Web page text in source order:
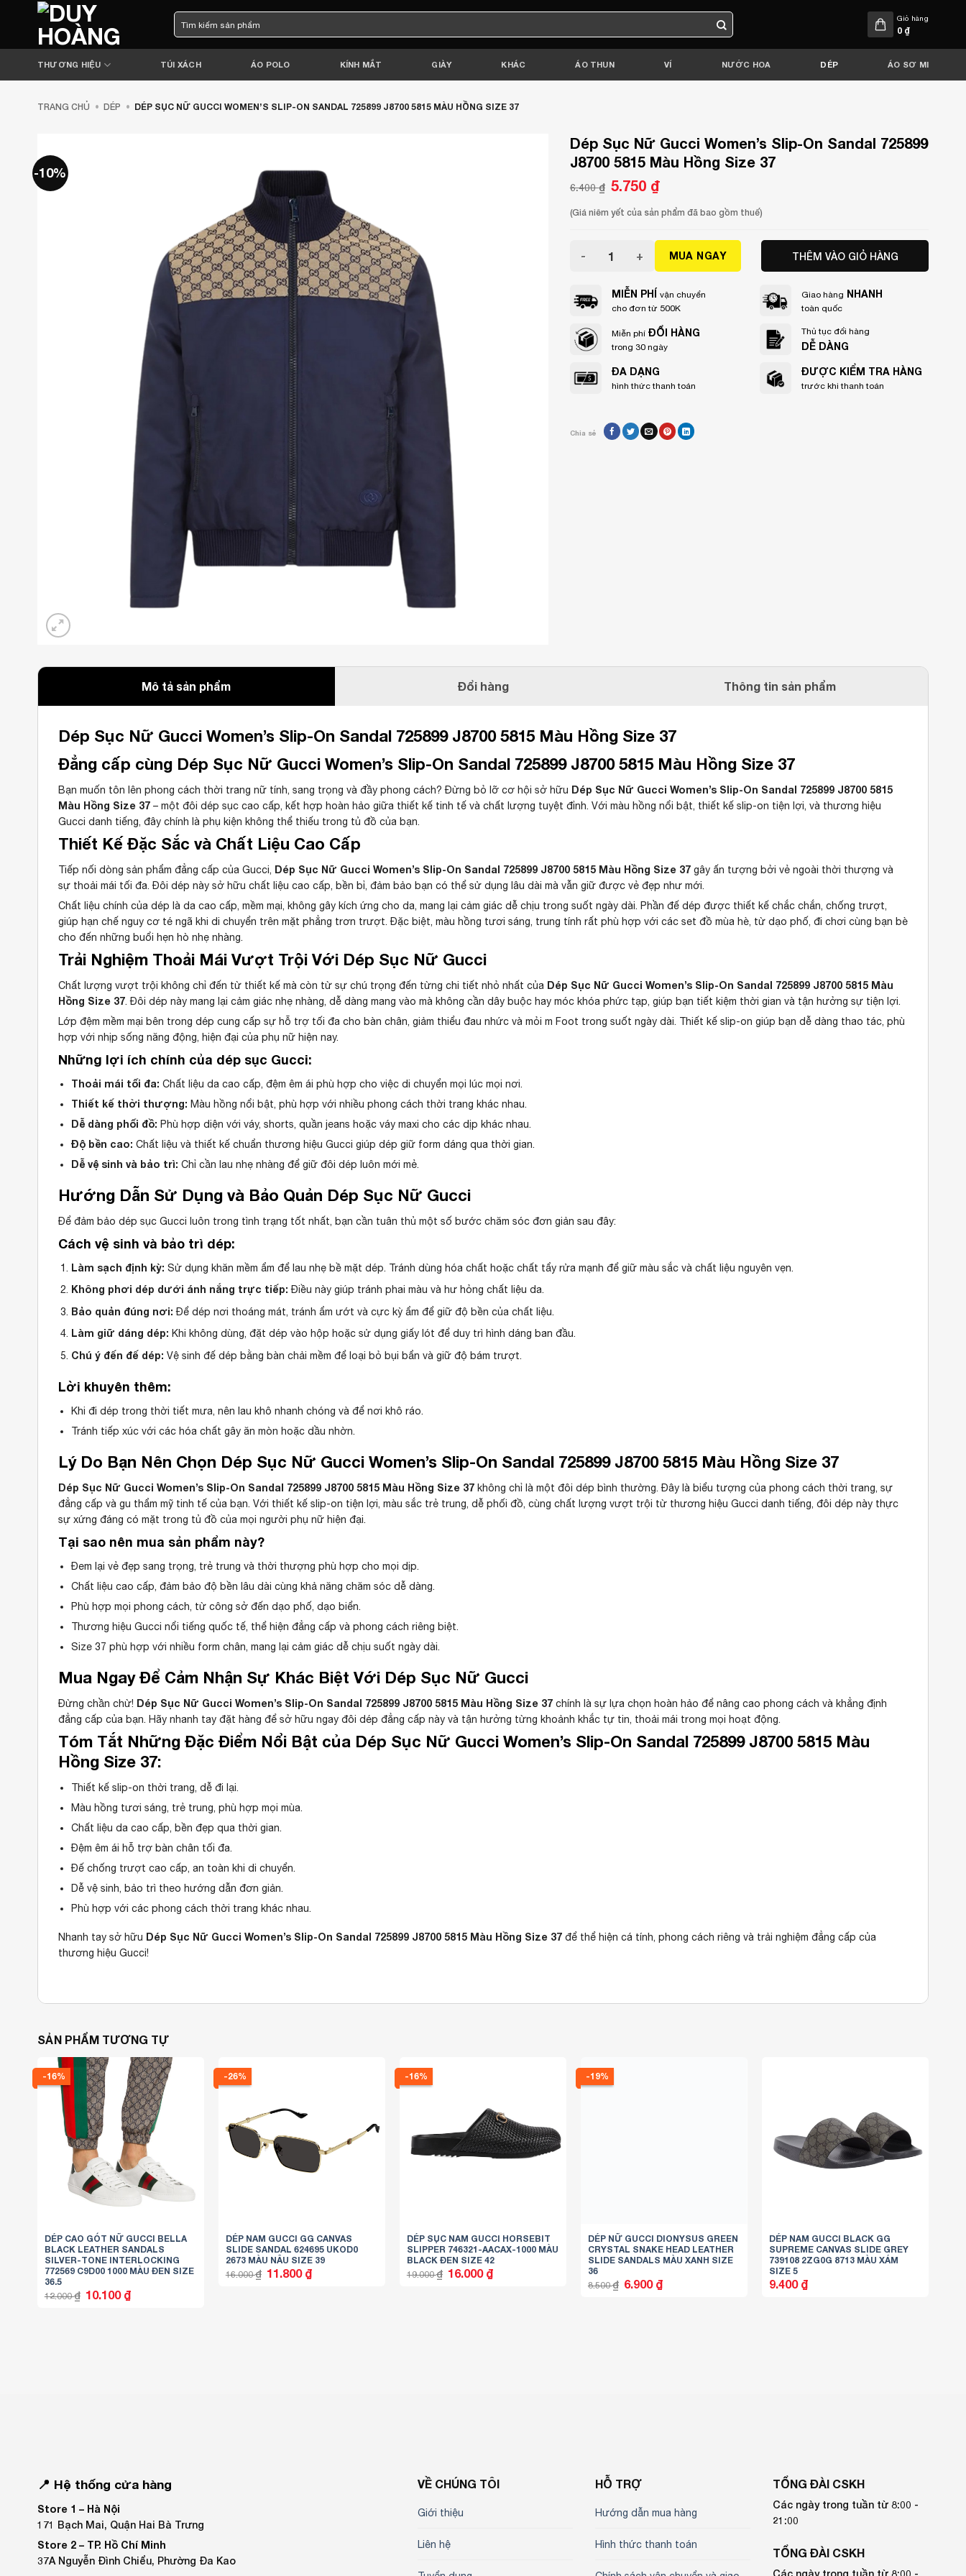
Tìm
kiếm:
Giỏ hàng
0 ₫
THƯƠNG HIỆU TÚI XÁCH ÁO POLO KÍNH MẮT GIÀY KHÁC ÁO THUN VÍ NƯỚC HOA DÉP ÁO SƠ MI
TRANG CHỦ • DÉP • DÉP SỤC NỮ GUCCI WOMEN’S SLIP-ON SANDAL 725899 J8700 5815 MÀU HỒNG SIZE 37
-10%
Dép Sục Nữ Gucci Women’s Slip-On Sandal 725899
J8700 5815 Màu Hồng Size 37
6.400₫ Giá
gốc
6.400 ₫.
5.750 ₫Giá
là:
(Giá niêm yết của sản phẩm đã bao gồm thuế)
Dép Sục Nữ Gucci Women's Slip-On Sandal 725899 J8700 5815 Màu Hồng
MUA NGAY THÊM VÀO GIỎ HÀNG
MIỄN PHÍ vận chuyển
cho đơn từ 500K
Miễn phíĐỔI HÀNG
trong 30 ngày
ĐA DẠNG
hình thức thanh toán
Giao hàng NHANH
toàn quốc
Thủ tục đổi hàng
DỄ DÀNG
ĐƯỢC KIỂM TRA HÀNG
trước khi thanh toán
Chia sẻ
Mô tả sản phẩm Đổi hàng Thông tin sản phẩm
Dép Sục Nữ Gucci Women’s Slip-On Sandal 725899 J8700 5815 Màu Hồng Size 37
Đẳng cấp cùng Dép Sục Nữ Gucci Women’s Slip-On Sandal 725899 J8700 5815 Màu Hồng Size 37
Bạn muốn tôn lên phong cách thời trang nữ tính, sang trọng và đầy phong cách? Đừng bỏ lỡ cơ hội sở hữu Dép Sục Nữ Gucci Women’s Slip-On Sandal 725899 J8700 5815
Màu Hồng Size 37 – một đôi dép sục cao cấp, kết hợp hoàn hảo giữa thiết kế tinh tế và chất lượng tuyệt đỉnh. Với màu hồng nổi bật, thiết kế slip-on tiện lợi, và thương hiệu
Gucci danh tiếng, đây chính là phụ kiện không thể thiếu trong tủ đồ của bạn.
Thiết Kế Đặc Sắc và Chất Liệu Cao Cấp
Tiếp nối dòng sản phẩm đẳng cấp của Gucci, Dép Sục Nữ Gucci Women’s Slip-On Sandal 725899 J8700 5815 Màu Hồng Size 37 gây ấn tượng bởi vẻ ngoài thời thượng và
sự thoải mái tối đa. Đôi dép này sở hữu chất liệu cao cấp, bền bỉ, đảm bảo bạn có thể sử dụng lâu dài mà vẫn giữ được vẻ đẹp như mới.
Chất liệu chính của dép là da cao cấp, mềm mại, không gây kích ứng cho da, mang lại cảm giác dễ chịu trong suốt ngày dài. Phần đế dép được thiết kế chắc chắn, chống trượt,
giúp hạn chế nguy cơ té ngã khi di chuyển trên mặt phẳng trơn trượt. Đặc biệt, màu hồng tươi sáng, trung tính rất phù hợp với các set đồ mùa hè, từ dạo phố, đi chơi cùng bạn bè
cho đến những buổi hẹn hò nhẹ nhàng.
Trải Nghiệm Thoải Mái Vượt Trội Với Dép Sục Nữ Gucci
Chất lượng vượt trội không chỉ đến từ thiết kế mà còn từ sự chú trọng đến từng chi tiết nhỏ nhất của Dép Sục Nữ Gucci Women’s Slip-On Sandal 725899 J8700 5815 Màu
Hồng Size 37. Đôi dép này mang lại cảm giác nhẹ nhàng, dễ dàng mang vào mà không cần dây buộc hay móc khóa phức tạp, giúp bạn tiết kiệm thời gian và tận hưởng sự tiện lợi.
Lớp đệm mềm mại bên trong dép cung cấp sự hỗ trợ tối đa cho bàn chân, giảm thiểu đau nhức và mỏi m Foot trong suốt ngày dài. Thiết kế slip-on giúp bạn dễ dàng thao tác, phù
hợp với nhịp sống năng động, hiện đại của phụ nữ hiện nay.
Những lợi ích chính của dép sục Gucci:
Thoải mái tối đa: Chất liệu da cao cấp, đệm êm ái phù hợp cho việc di chuyển mọi lúc mọi nơi.
Thiết kế thời thượng: Màu hồng nổi bật, phù hợp với nhiều phong cách thời trang khác nhau.
Dễ dàng phối đồ: Phù hợp diện với váy, shorts, quần jeans hoặc váy maxi cho các dịp khác nhau.
Độ bền cao: Chất liệu và thiết kế chuẩn thương hiệu Gucci giúp dép giữ form dáng qua thời gian.
Dễ vệ sinh và bảo trì: Chỉ cần lau nhẹ nhàng để giữ đôi dép luôn mới mẻ.
Hướng Dẫn Sử Dụng và Bảo Quản Dép Sục Nữ Gucci
Để đảm bảo dép sục Gucci luôn trong tình trạng tốt nhất, bạn cần tuân thủ một số bước chăm sóc đơn giản sau đây:
Cách vệ sinh và bảo trì dép:
Làm sạch định kỳ: Sử dụng khăn mềm ẩm để lau nhẹ bề mặt dép. Tránh dùng hóa chất hoặc chất tẩy rửa mạnh để giữ màu sắc và chất liệu nguyên vẹn.
Không phơi dép dưới ánh nắng trực tiếp: Điều này giúp tránh phai màu và hư hỏng chất liệu da.
Bảo quản đúng nơi: Để dép nơi thoáng mát, tránh ẩm ướt và cực kỳ ẩm để giữ độ bền của chất liệu.
Làm giữ dáng dép: Khi không dùng, đặt dép vào hộp hoặc sử dụng giấy lót để duy trì hình dáng ban đầu.
Chú ý đến đế dép: Vệ sinh đế dép bằng bàn chải mềm để loại bỏ bụi bẩn và giữ độ bám trượt.
Lời khuyên thêm:
Khi đi dép trong thời tiết mưa, nên lau khô nhanh chóng và để nơi khô ráo.
Tránh tiếp xúc với các hóa chất gây ăn mòn hoặc dầu nhờn.
Lý Do Bạn Nên Chọn Dép Sục Nữ Gucci Women’s Slip-On Sandal 725899 J8700 5815 Màu Hồng Size 37
Dép Sục Nữ Gucci Women’s Slip-On Sandal 725899 J8700 5815 Màu Hồng Size 37 không chỉ là một đôi dép bình thường. Đây là biểu tượng của phong cách thời trang, sự
đẳng cấp và gu thẩm mỹ tinh tế của bạn. Với thiết kế slip-on tiện lợi, màu sắc trẻ trung, dễ phối đồ, cùng chất lượng vượt trội từ thương hiệu Gucci danh tiếng, đôi dép này thực
sự xứng đáng có mặt trong tủ đồ của mọi người phụ nữ hiện đại.
Tại sao nên mua sản phẩm này?
Đem lại vẻ đẹp sang trọng, trẻ trung và thời thượng phù hợp cho mọi dịp.
Chất liệu cao cấp, đảm bảo độ bền lâu dài cùng khả năng chăm sóc dễ dàng.
Phù hợp mọi phong cách, từ công sở đến dạo phố, dạo biển.
Thương hiệu Gucci nổi tiếng quốc tế, thể hiện đẳng cấp và phong cách riêng biệt.
Size 37 phù hợp với nhiều form chân, mang lại cảm giác dễ chịu suốt ngày dài.
Mua Ngay Để Cảm Nhận Sự Khác Biệt Với Dép Sục Nữ Gucci
Đừng chần chừ! Dép Sục Nữ Gucci Women’s Slip-On Sandal 725899 J8700 5815 Màu Hồng Size 37 chính là sự lựa chọn hoàn hảo để nâng cao phong cách và khẳng định
đẳng cấp của bạn. Hãy nhanh tay đặt hàng để sở hữu ngay đôi dép đẳng cấp này và tận hưởng từng khoảnh khắc tự tin, thoải mái trong mọi hoạt động.
Tóm Tắt Những Đặc Điểm Nổi Bật của Dép Sục Nữ Gucci Women’s Slip-On Sandal 725899 J8700 5815 Màu
Hồng Size 37:
Thiết kế slip-on thời trang, dễ đi lại.
Màu hồng tươi sáng, trẻ trung, phù hợp mọi mùa.
Chất liệu da cao cấp, bền đẹp qua thời gian.
Đệm êm ái hỗ trợ bàn chân tối đa.
Đế chống trượt cao cấp, an toàn khi di chuyển.
Dễ vệ sinh, bảo trì theo hướng dẫn đơn giản.
Phù hợp với các phong cách thời trang khác nhau.
Nhanh tay sở hữu Dép Sục Nữ Gucci Women’s Slip-On Sandal 725899 J8700 5815 Màu Hồng Size 37 để thể hiện cá tính, phong cách riêng và trải nghiệm đẳng cấp của
thương hiệu Gucci!
SẢN PHẨM TƯƠNG TỰ
-16%
DÉP CAO GÓT NỮ GUCCI BELLA
BLACK LEATHER SANDALS
SILVER-TONE INTERLOCKING
772569 C9D00 1000 MÀU ĐEN SIZE
36.5
12.000₫ Giá
gốc
10.100 ₫Giá
hiện
-26%
DÉP NAM GUCCI GG CANVAS
SLIDE SANDAL 624695 UKOD0
2673 MÀU NÂU SIZE 39
16.000₫ Giá
gốc
11.800 ₫Giá
hiện
-16%
DÉP SỤC NAM GUCCI HORSEBIT
SLIPPER 746321-AACAX-1000 MÀU
BLACK ĐEN SIZE 42
19.000₫ Giá
gốc
16.000 ₫Giá
hiện
-19%
DÉP NỮ GUCCI DIONYSUS GREEN
CRYSTAL SNAKE HEAD LEATHER
SLIDE SANDALS MÀU XANH SIZE
36
8.500₫ Giá
gốc
6.900 ₫Giá
hiện
DÉP NAM GUCCI BLACK GG
SUPREME CANVAS SLIDE GREY
739108 2ZG0G 8713 MÀU XÁM
SIZE 5
9.400 ₫
📍 Hệ thống cửa hàng
Store 1 – Hà Nội
171 Bạch Mai, Quận Hai Bà Trưng
Store 2 – TP. Hồ Chí Minh
37A Nguyễn Đình Chiểu, Phường Đa Kao
VỀ CHÚNG TÔI
Giới thiệu
Liên hệ
HỖ TRỢ
Hướng dẫn mua hàng
Hình thức thanh toán
TỔNG ĐÀI CSKH
Các ngày trong tuần từ 8:00 -
21:00
TỔNG ĐÀI CSKH
Các ngày trong tuần từ 8:00 -